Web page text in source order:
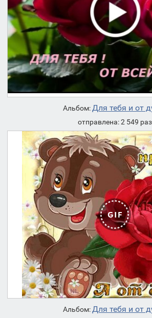
Альбом:Для тебя и от
отправлена: 2 549 раз
Альбом:Для тебя и от